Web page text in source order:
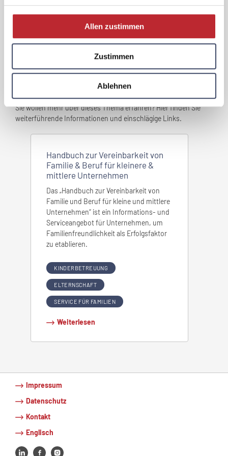
Allen zustimmen
Zustimmen
Ablehnen
Weiterführende Links / Beiträge
Sie wollen mehr über dieses Thema erfahren? Hier finden Sie
weiterführende Informationen und einschlägige Links.
Handbuch zur Vereinbarkeit von
Familie & Beruf für kleinere &
mittlere Unternehmen
Das „Handbuch zur Vereinbarkeit von
Familie und Beruf für kleine und mittlere
Unternehmen“ ist ein Informations- und
Serviceangebot für Unternehmen, um
Familienfreundlichkeit als Erfolgsfaktor
zu etablieren.
KINDERBETREUUNG
ELTERNSCHAFT
SERVICE FÜR FAMILIEN
Weiterlesen
Impressum
Datenschutz
Kontakt
Englisch